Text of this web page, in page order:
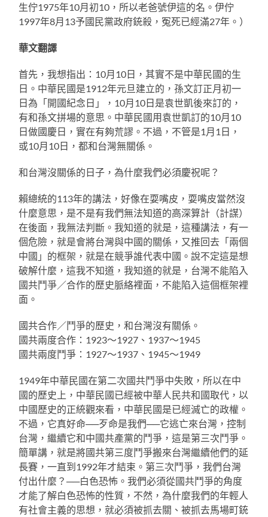
生佇1975年10月初10，所以老爸號伊這的名。伊佇
1997年8月13予國民黨政府銃殺，冤死已經滿27年。）
華文翻譯
首先，我想指出：10月10日，其實不是中華民國的生
日。中華民國是1912年元旦建立的，孫文訂正月初一
日為「開國紀念日」，10月10日是袁世凱後來訂的，
有和孫文拼場的意思。中華民國用袁世凱訂的10月10
日做國慶日，實在有夠荒謬。不過，不管是1月1日，
或10月10日，都和台灣無關係。
和台灣沒關係的日子，為什麼我們必須慶祝呢？
賴總統的113年的講法，好像在耍嘴皮，耍嘴皮當然沒
什麼意思，是不是有我們無法知道的高深算計（計謀）
在後面，我無法判斷。我知道的就是，這種講法，有一
個危險，就是會將台灣與中國的關係，又推回去「兩個
中國」的框架，就是在競爭誰代表中國。說不定這是想
破解什麼，這我不知道，我知道的就是，台灣不能陷入
國共鬥爭／合作的歷史脈絡裡面，不能陷入這個框架裡
面。
國共合作／鬥爭的歷史，和台灣沒有關係。
國共兩度合作：1923～1927、1937～1945
國共兩度鬥爭：1927～1937、1945～1949
1949年中華民國在第二次國共鬥爭中失敗，所以在中
國的歷史上，中華民國已經被中華人民共和國取代，以
中國歷史的正統觀來看，中華民國是已經滅亡的政權。
不過，它真好命──歹命是我們──它逃亡來台灣，控制
台灣，繼續它和中國共產黨的鬥爭，這是第三次鬥爭。
簡單講，就是將國共第三度鬥爭搬來台灣繼續他們的延
長賽，一直到1992年才結束。第三次鬥爭，我們台灣
付出什麼？──白色恐怖。我們必須從國共鬥爭的角度
才能了解白色恐怖的性質，不然，為什麼我們的年輕人
有社會主義的思想，就必須被抓去關、被抓去馬場町銃